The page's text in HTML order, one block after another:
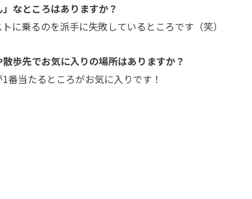
なところはありますか？
に乗るのを派手に失敗しているところです（笑）
歩先でお気に入りの場所はありますか？
番当たるところがお気に入りです！